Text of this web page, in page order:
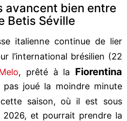
avancent bien entre
Betis Séville
italienne continue de lier
l’international brésilien (22
, prêté à la Fiorentina
pas joué la moindre minute
saison, où il est sous
2026, et pourrait prendre la